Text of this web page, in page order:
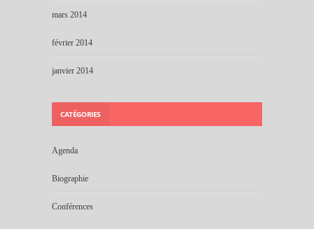
mars 2014
février 2014
janvier 2014
CATÉGORIES
Agenda
Biographie
Conférences